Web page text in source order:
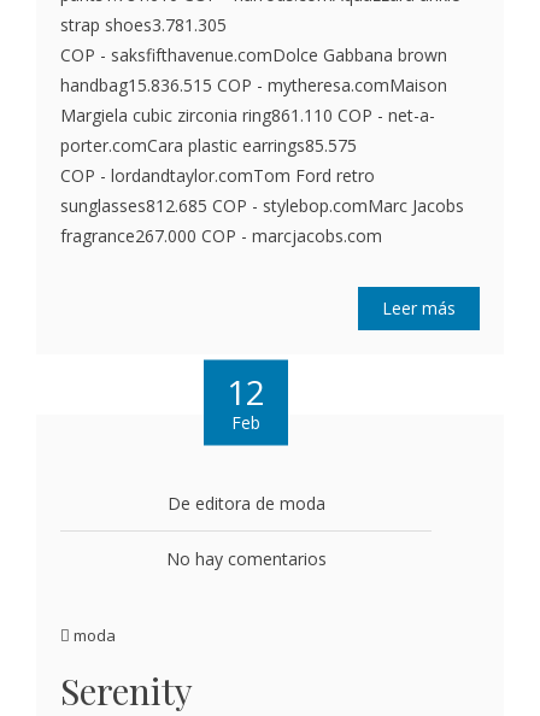
strap shoes3.781.305
COP - saksfifthavenue.comDolce Gabbana brown
handbag15.836.515 COP - mytheresa.comMaison
Margiela cubic zirconia ring861.110 COP - net-a-
porter.comCara plastic earrings85.575
COP - lordandtaylor.comTom Ford retro
sunglasses812.685 COP - stylebop.comMarc Jacobs
fragrance267.000 COP - marcjacobs.com
Leer más
12
Feb
De editora de moda
No hay comentarios
moda
Serenity